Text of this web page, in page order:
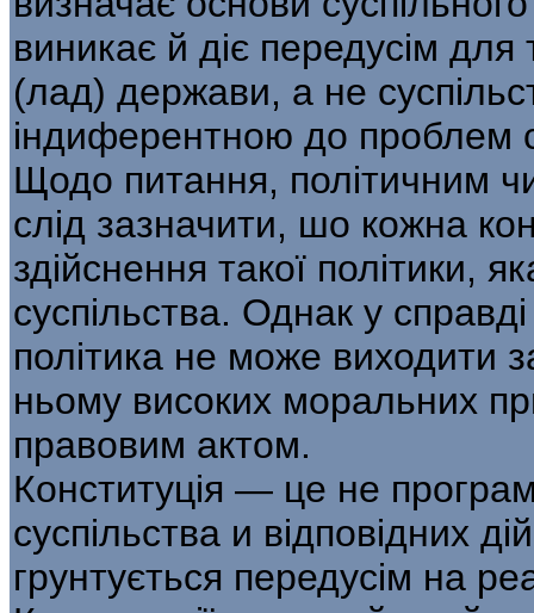
виникає й діє передусім
(лад) держави, а не
індиферентною до проблем
Щодо питання, політичним
слід зазначити, шо кожна
здійснення такої політики,
суспільства. Однак у
політика не може виходити
ньому високих моральних
правовим актом.
Конституція — це не
суспільства и відповідних
грунтується передусім на